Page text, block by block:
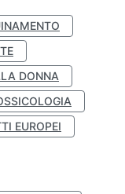
DONNA
EUROPEI